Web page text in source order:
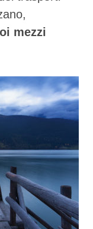
mezzi